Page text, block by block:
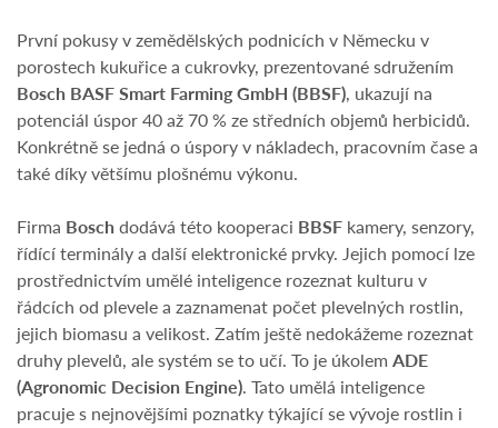
První pokusy v zemědělských podnicích v Německu v
porostech kukuřice a cukrovky, prezentované sdružením
Bosch BASF Smart Farming GmbH (BBSF), ukazují na
potenciál úspor 40 až 70 % ze středních objemů herbicidů.
Konkrétně se jedná o úspory v nákladech, pracovním čase a
také díky většímu plošnému výkonu.
Firma Bosch dodává této kooperaci BBSF kamery, senzory,
řídící terminály a další elektronické prvky. Jejich pomocí lze
prostřednictvím umělé inteligence rozeznat kulturu v
řádcích od plevele a zaznamenat počet plevelných rostlin,
jejich biomasu a velikost. Zatím ještě nedokážeme rozeznat
druhy plevelů, ale systém se to učí. To je úkolem ADE
(Agronomic Decision Engine). Tato umělá inteligence
pracuje s nejnovějšími poznatky týkající se vývoje rostlin i